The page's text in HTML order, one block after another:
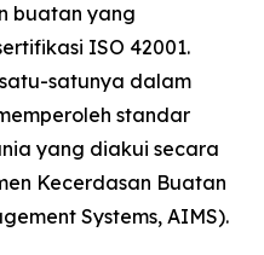
buatan yang
ISO 42001.
satunya dalam
standar
yang diakui secara
Kecerdasan Buatan
Systems, AIMS).